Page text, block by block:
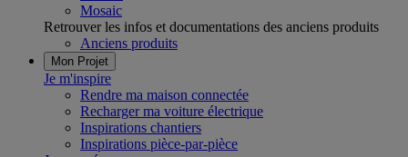
Mosaic
Retrouver les infos et documentations des anciens produits
Anciens produits
Mon Projet
Je m'inspire
Rendre ma maison connectée
Recharger ma voiture électrique
Inspirations chantiers
Inspirations pièce-par-pièce